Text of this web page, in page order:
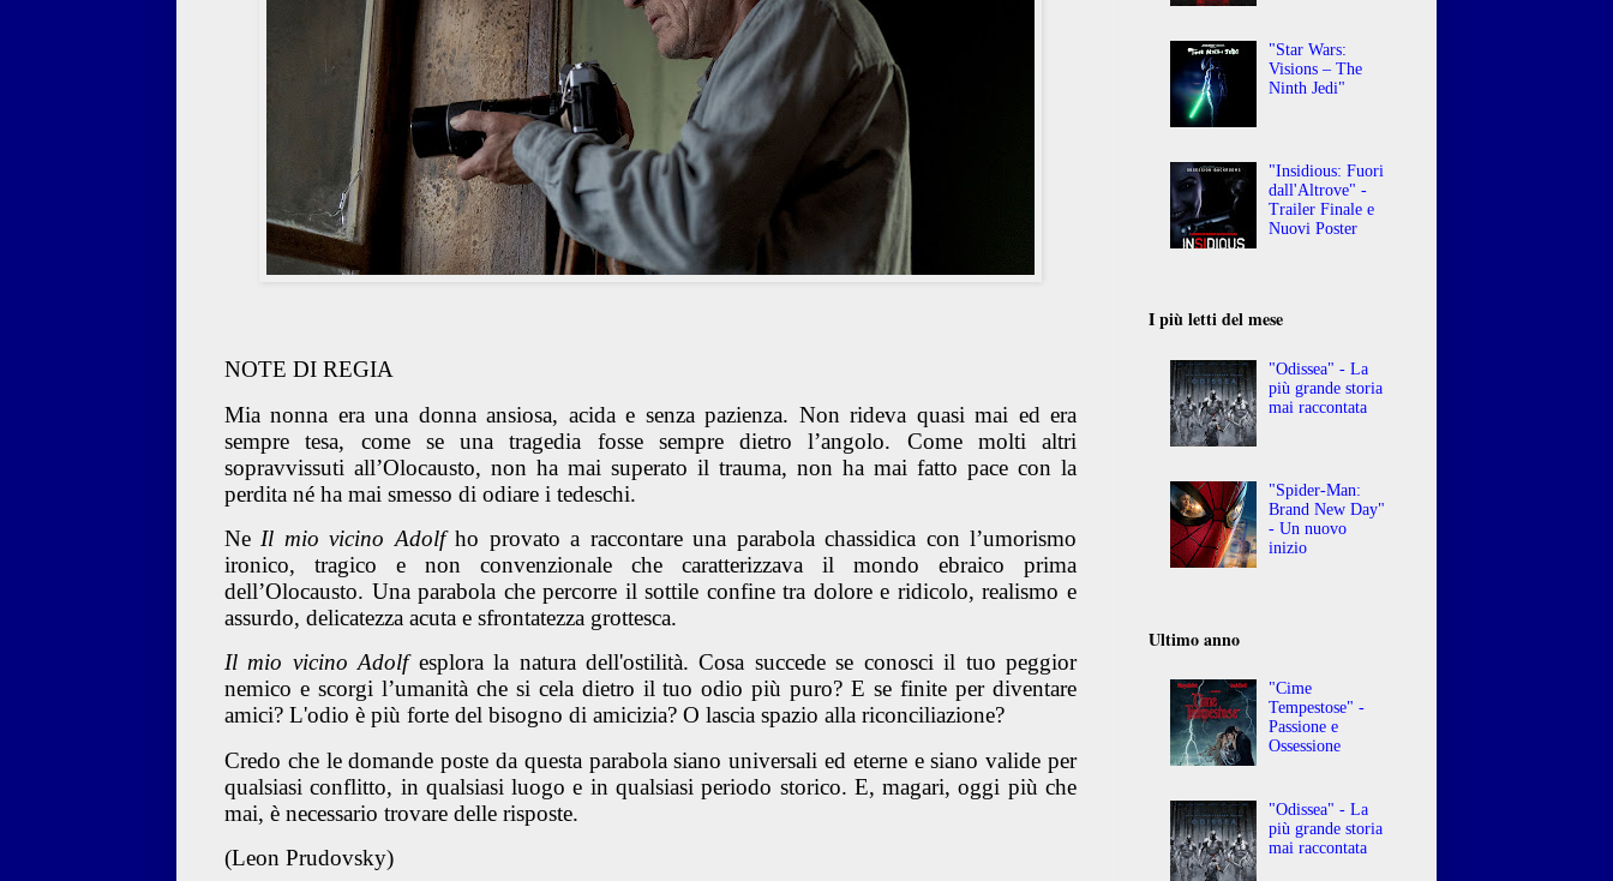
NOTE DI REGIA
Mia nonna era una donna ansiosa, acida e senza pazienza. Non rideva quasi mai ed era
sempre tesa, come se una tragedia fosse sempre dietro l’angolo. Come molti altri
sopravvissuti all’Olocausto, non ha mai superato il trauma, non ha mai fatto pace con la
perdita né ha mai smesso di odiare i tedeschi.
Ne Il mio vicino Adolfho provato a raccontare una parabola chassidica con l’umorismo
ironico, tragico e non convenzionale che caratterizzava il mondo ebraico prima
dell’Olocausto. Una parabola che percorre il sottile confine tra dolore e ridicolo, realismo e
assurdo, delicatezza acuta e sfrontatezza grottesca.
Il mio vicino Adolfesplora la natura dell'ostilità. Cosa succede se conosci il tuo peggior
nemico e scorgi l’umanità che si cela dietro il tuo odio più puro? E se finite per diventare
amici? L'odio è più forte del bisogno di amicizia? O lascia spazio alla riconciliazione?
Credo che le domande poste da questa parabola siano universali ed eterne e siano valide per
qualsiasi conflitto, in qualsiasi luogo e in qualsiasi periodo storico. E, magari, oggi più che
mai, è necessario trovare delle risposte.
(Leon Prudovsky)
"Star Wars:
Visions – The
Ninth Jedi"
"Insidious: Fuori
dall'Altrove" -
Trailer Finale e
Nuovi Poster
I più letti del mese
"Odissea" - La
più grande storia
mai raccontata
"Spider-Man:
Brand New Day"
- Un nuovo
inizio
Ultimo anno
"Cime
Tempestose" -
Passione e
Ossessione
"Odissea" - La
più grande storia
mai raccontata